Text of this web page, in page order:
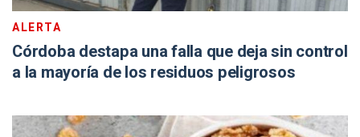
ALERTA
Córdoba destapa una falla que deja sin control
a la mayoría de los residuos peligrosos